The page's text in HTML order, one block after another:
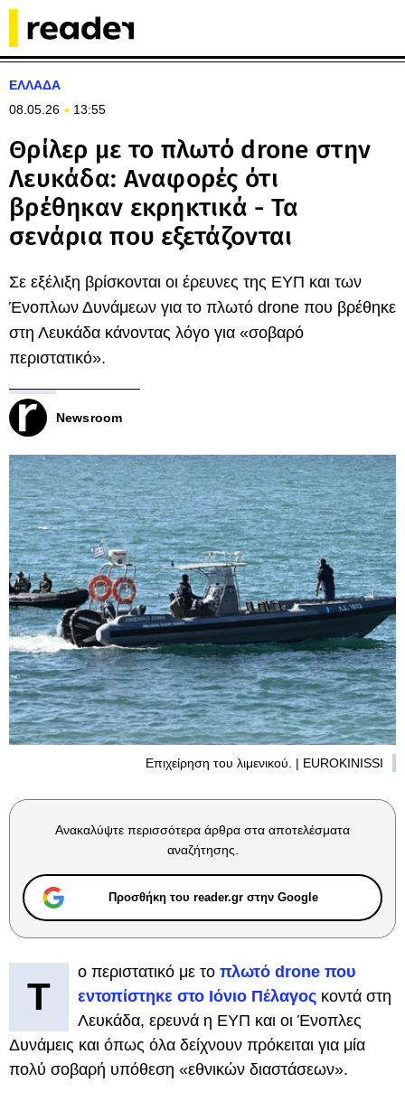
ΕΛΛΑΔΑ
08.05.26
13:55
Θρίλερ με το πλωτό drone στην
Λευκάδα: Αναφορές ότι
βρέθηκαν εκρηκτικά - Τα
σενάρια που εξετάζονται
Σε εξέλιξη βρίσκονται οι έρευνες της ΕΥΠ και των
Ένοπλων Δυνάμεων για το πλωτό drone που βρέθηκε
στη Λευκάδα κάνοντας λόγο για «σοβαρό
περιστατικό».
Newsroom
Επιχείρηση του λιμενικού. | EUROKINISSI
Ανακαλύψτε περισσότερα άρθρα στα αποτελέσματα
αναζήτησης.
Προσθήκη του reader.gr στην Google
Τ
ο περιστατικό με το πλωτό drone που
εντοπίστηκε στο Ιόνιο Πέλαγος κοντά στη
Λευκάδα, ερευνά η ΕΥΠ και οι Ένοπλες
Δυνάμεις και όπως όλα δείχνουν πρόκειται για μία
πολύ σοβαρή υπόθεση «εθνικών διαστάσεων».